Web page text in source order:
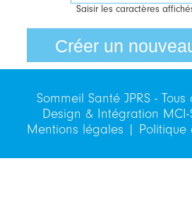
Saisir les caractères
Sommeil Santé JPRS -
Design & Intégration
Mentions légales |